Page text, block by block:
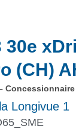
30e
(CH)
Concessionnaire
Longivue 1